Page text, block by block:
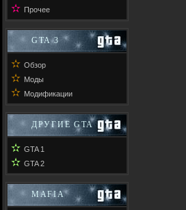
✫ Прочее
GTA 3
✫ Обзор
✫ Моды
✫ Модификации
ДРУГИЕ GTA
✫ GTA 1
✫ GTA 2
MAFIA